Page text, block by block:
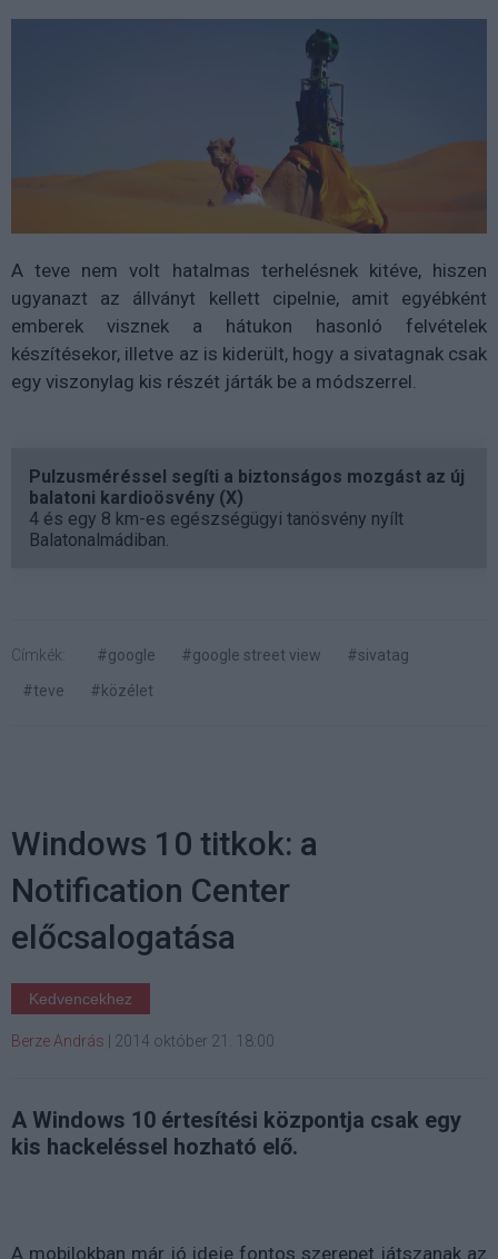
A teve nem volt hatalmas terhelésnek kitéve, hiszen
ugyanazt az állványt kellett cipelnie, amit egyébként
emberek visznek a hátukon hasonló felvételek
készítésekor, illetve az is kiderült, hogy a sivatagnak csak
egy viszonylag kis részét járták be a módszerrel.
Pulzusméréssel segíti a biztonságos mozgást az új
balatoni kardioösvény (X)
4 és egy 8 km-es egészségügyi tanösvény nyílt
Balatonalmádiban.
Címkék: #google #google street view
#sivatag
#teve
#közélet
Windows 10 titkok: a
Notification Center
előcsalogatása
Kedvencekhez
Berze András 2014 október 21. 18:00
A Windows 10 értesítési központja csak egy
kis hackeléssel hozható elő.
A mobilokban már jó ideje fontos szerepet játszanak az